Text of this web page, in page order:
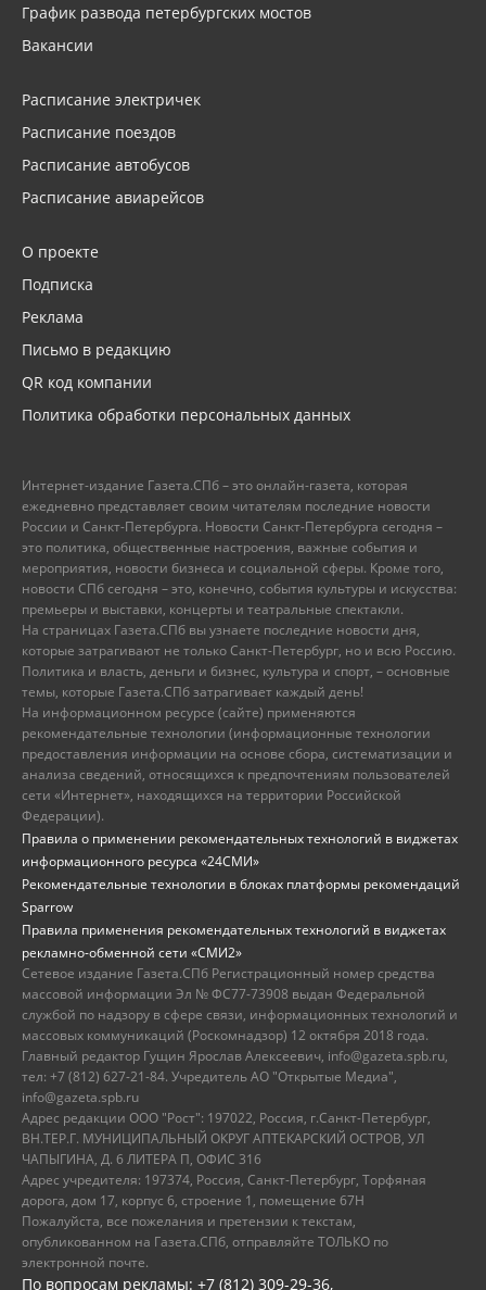
График развода петербургских мостов
Вакансии
Расписание электричек
Расписание поездов
Расписание автобусов
Расписание авиарейсов
О проекте
Подписка
Реклама
Письмо в редакцию
QR код компании
Политика обработки персональных данных
Интернет-издание Газета.СПб – это онлайн-газета, которая
ежедневно представляет своим читателям последние новости
России и Санкт-Петербурга. Новости Санкт-Петербурга сегодня –
это политика, общественные настроения, важные события и
мероприятия, новости бизнеса и социальной сферы. Кроме того,
новости СПб сегодня – это, конечно, события культуры и искусства:
премьеры и выставки, концерты и театральные спектакли.
На страницах Газета.СПб вы узнаете последние новости дня,
которые затрагивают не только Санкт-Петербург, но и всю Россию.
Политика и власть, деньги и бизнес, культура и спорт, – основные
темы, которые Газета.СПб затрагивает каждый день!
На информационном ресурсе (сайте) применяются
рекомендательные технологии (информационные технологии
предоставления информации на основе сбора, систематизации и
анализа сведений, относящихся к предпочтениям пользователей
сети «Интернет», находящихся на территории Российской
Федерации).
Правила о применении рекомендательных технологий в виджетах
информационного ресурса «24СМИ»
Рекомендательные технологии в блоках платформы рекомендаций
Sparrow
Правила применения рекомендательных технологий в виджетах
рекламно-обменной сети «СМИ2»
Сетевое издание Газета.СПб Регистрационный номер средства
массовой информации Эл № ФС77-73908 выдан Федеральной
службой по надзору в сфере связи, информационных технологий и
массовых коммуникаций (Роскомнадзор) 12 октября 2018 года.
Главный редактор Гущин Ярослав Алексеевич, info@gazeta.spb.ru,
тел: +7 (812) 627-21-84. Учредитель АО "Открытые Медиа",
info@gazeta.spb.ru
Адрес редакции ООО "Рост": 197022, Россия, г.Санкт-Петербург,
ВН.ТЕР.Г. МУНИЦИПАЛЬНЫЙ ОКРУГ АПТЕКАРСКИЙ ОСТРОВ, УЛ
ЧАПЫГИНА, Д. 6 ЛИТЕРА П, ОФИС 316
Адрес учредителя: 197374, Россия, Санкт-Петербург, Торфяная
дорога, дом 17, корпус 6, строение 1, помещение 67Н
Пожалуйста, все пожелания и претензии к текстам,
опубликованном на Газета.СПб, отправляйте ТОЛЬКО по
электронной почте.
По вопросам рекламы: +7 (812) 309-29-36,